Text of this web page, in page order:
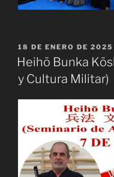
PUBLICADO
EL
18 DE ENERO DE 2025
Heihō Bunka
y Cultura Militar)